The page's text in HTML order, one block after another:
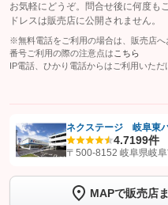
お気軽にどうぞ。問合せ後に何度も
ドレスは販売店に公開されません。
※無料電話をご利用の場合は、販売店
番号ご利用の際の注意点は こちら
IP電話、ひかり電話からはご利用いただ
【STEP1】認証画面でグーネットを
トーク画面で
ボタンを
ネクステージ 岐阜東
4.7199件
〒500-8152 岐阜県岐
MAPで販売店